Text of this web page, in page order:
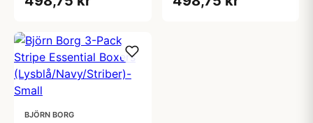
Medium
BJÖRN BORG